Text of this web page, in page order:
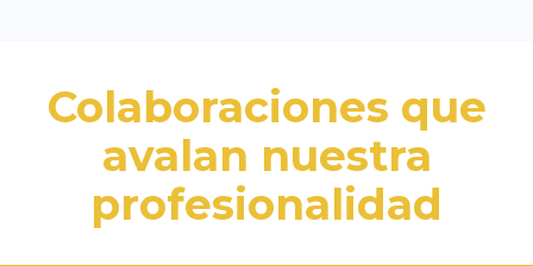
Colaboraciones que
avalan nuestra
profesionalidad